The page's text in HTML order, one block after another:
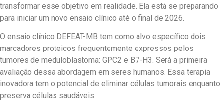
transformar esse objetivo em realidade. Ela está se preparando
para iniciar um novo ensaio clínico até o final de 2026.
O ensaio clínico DEFEAT-MB tem como alvo específico dois
marcadores proteicos frequentemente expressos pelos
tumores de meduloblastoma: GPC2 e B7-H3. Será a primeira
avaliação dessa abordagem em seres humanos. Essa terapia
inovadora tem o potencial de eliminar células tumorais enquanto
preserva células saudáveis.